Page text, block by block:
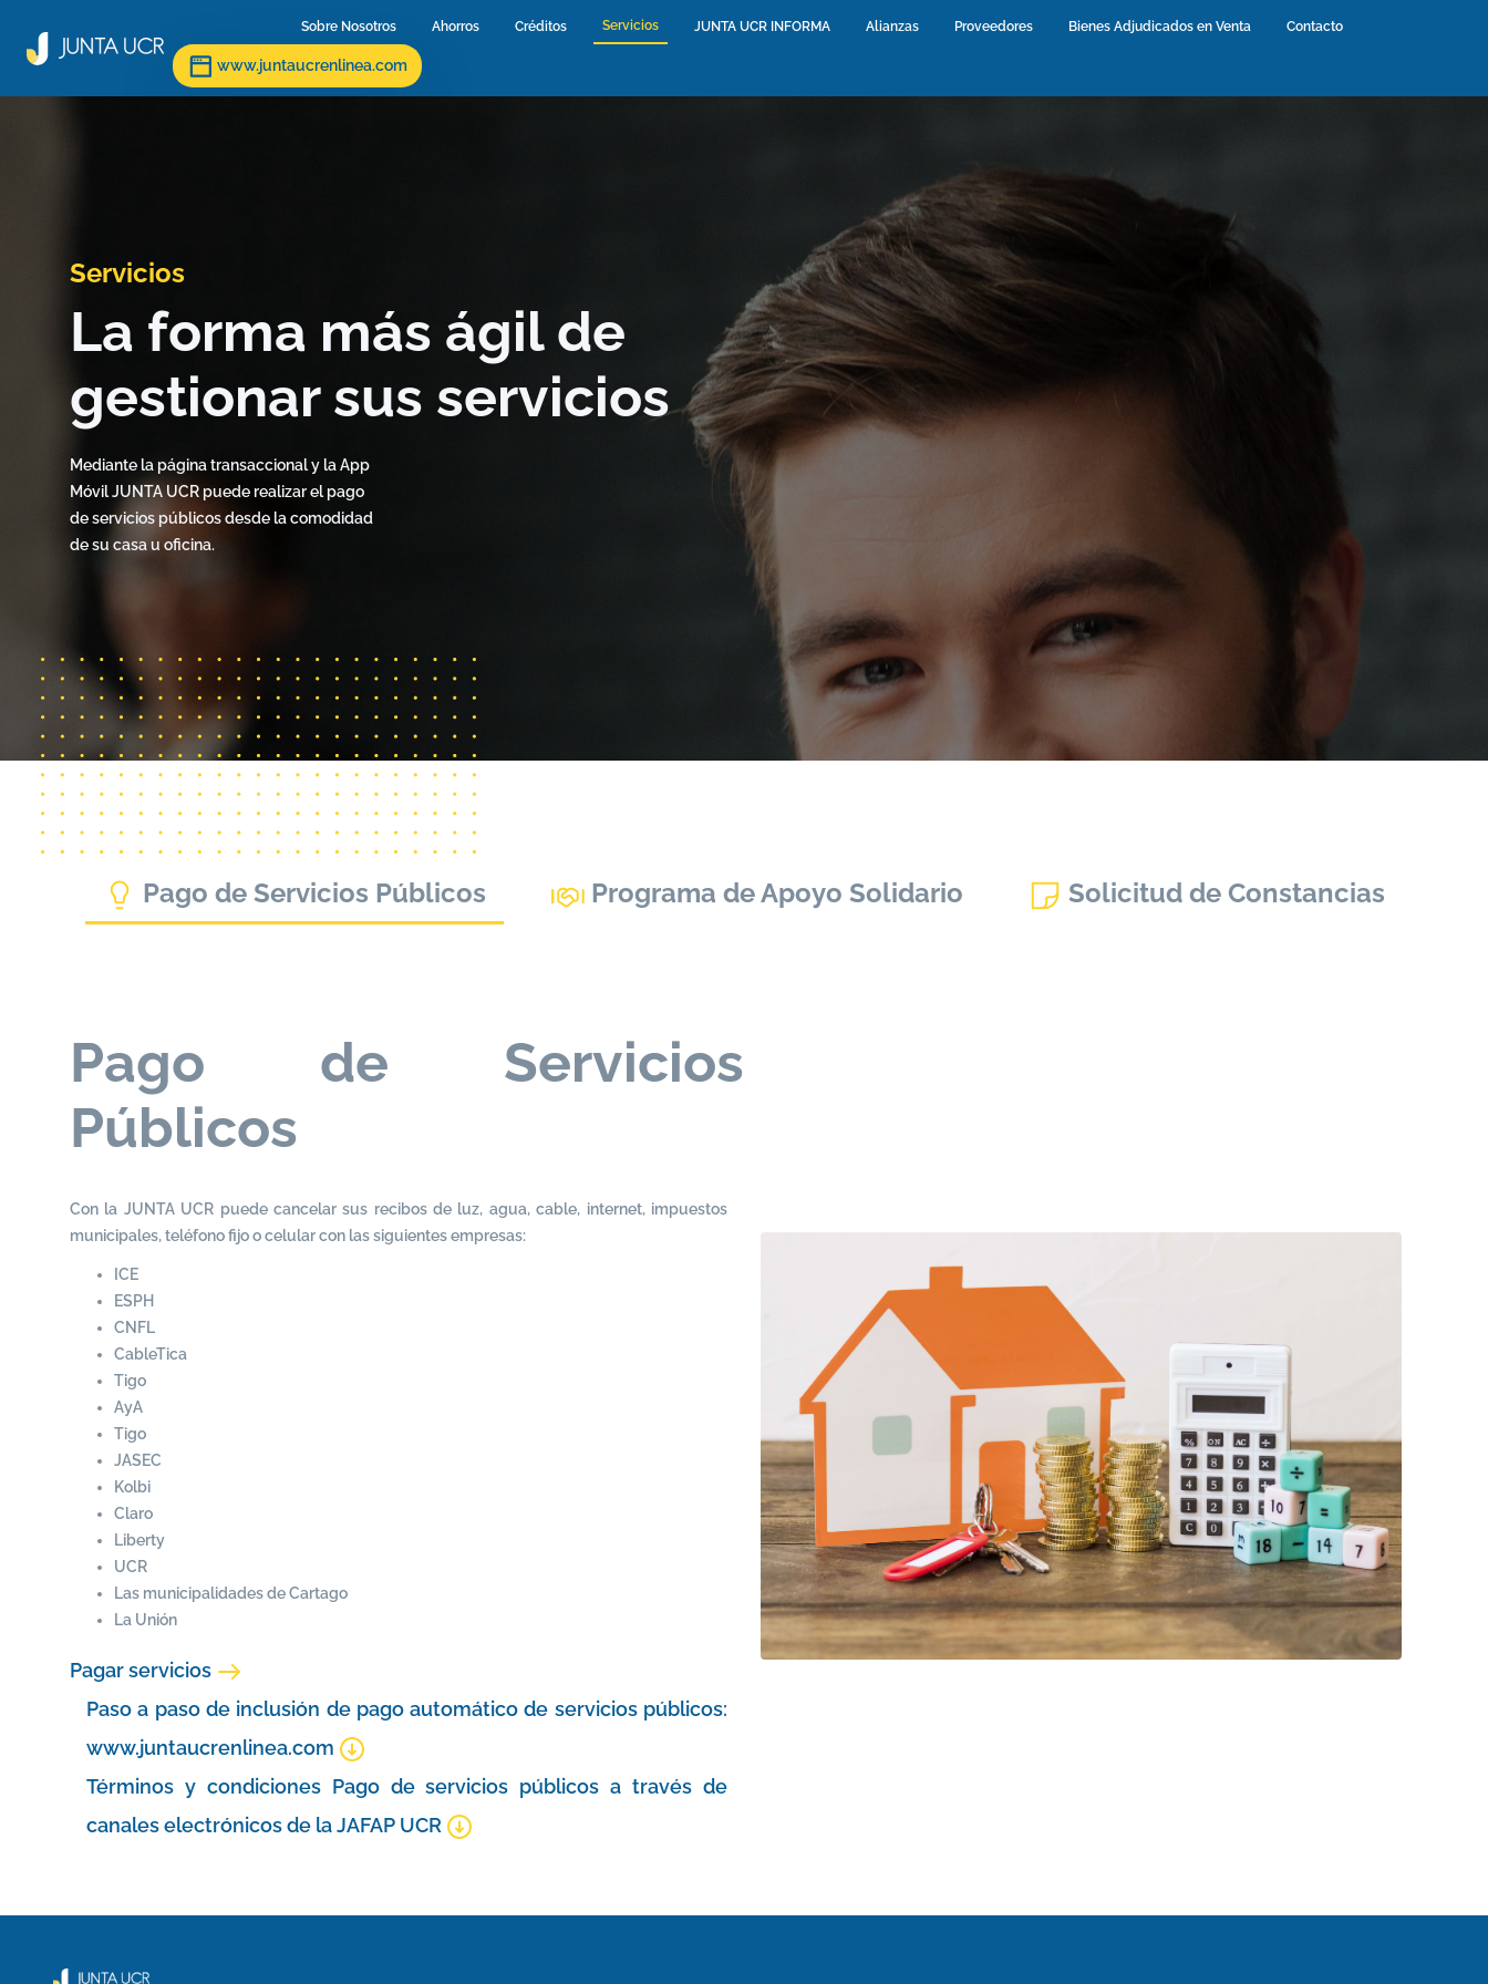
Sobre Nosotros(current)Ahorros(current)Créditos(current)Servicios(current)JUNTA UCR INFORMA(current)Alianzas(current)Proveedores(current)Bienes Adjudicados en Venta(current)Contacto(current)
www.juntaucrenlinea.com
Servicios
La forma más ágil de
gestionar sus servicios
Mediante la página transaccional y la App
Móvil JUNTA UCR puede realizar el pago
de servicios públicos desde la comodidad
de su casa u oficina.
Pago de Servicios Públicos Programa de Apoyo Solidario Solicitud de Constancias
Pago de Servicios
Públicos
Con la JUNTA UCR puede cancelar sus recibos de luz, agua, cable, internet, impuestos
municipales, teléfono fijo o celular con las siguientes empresas:
ICE
ESPH
CNFL
CableTica
Tigo
AyA
Tigo
JASEC
Kolbi
Claro
Liberty
UCR
Las municipalidades de Cartago
La Unión
Pagar servicios
Paso a paso de inclusión de pago automático de servicios públicos:
www.juntaucrenlinea.com
Términos y condiciones Pago de servicios públicos a través de
canales electrónicos de la JAFAP UCR